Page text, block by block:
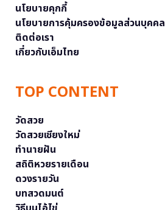
นโยบายคุกกี้
นโยบายการคุ้มครองข้อมูลส่วนบุคคล
ติดต่อเรา
เกี่ยวกับเอ็มไทย
TOP CONTENT
วัดสวย
วัดสวยเชียงใหม่
ทำนายฝัน
สถิติหวยรายเดือน
ดวงรายวัน
บทสวดมนต์